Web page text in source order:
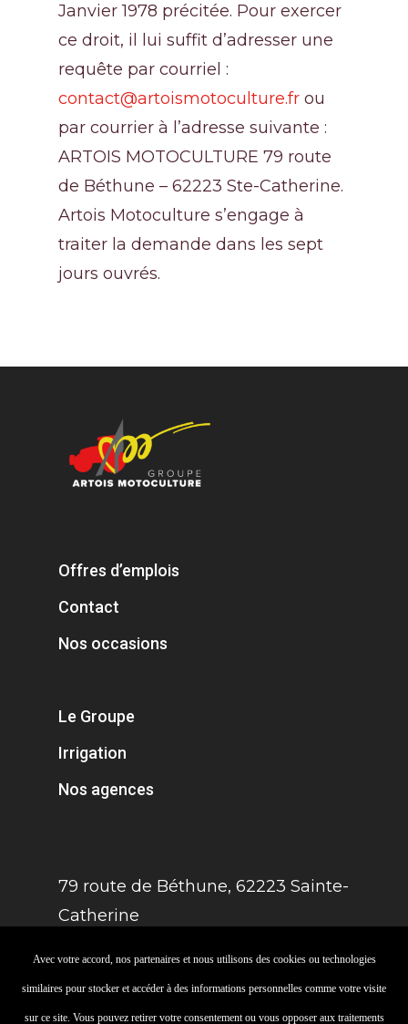
Janvier 1978 précitée. Pour exercer
ce droit, il lui suffit d’adresser une
requête par courriel :
contact@artoismotoculture.fr ou
par courrier à l’adresse suivante :
ARTOIS MOTOCULTURE 79 route
de Béthune – 62223 Ste-Catherine.
Artois Motoculture s’engage à
traiter la demande dans les sept
jours ouvrés.
Offres d’emplois
Contact
Nos occasions
Le Groupe
Irrigation
Nos agences
79 route de Béthune, 62223 Sainte-
Catherine
Nous contacter
Avec votre accord, nos partenaires et nous utilisons des cookies ou technologies
similaires pour stocker et accéder à des informations personnelles comme votre visite
sur ce site. Vous pouvez retirer votre consentement ou vous opposer aux traitements